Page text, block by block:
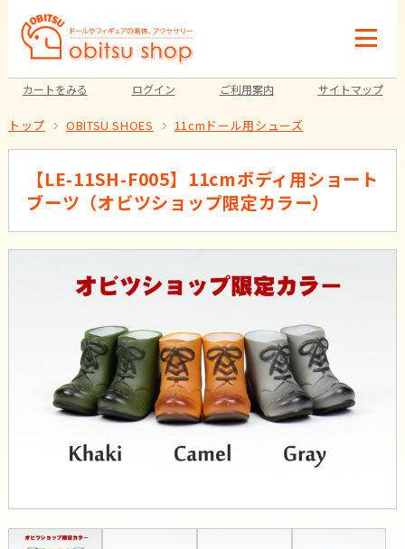
カートをみる ログイン ご利用案内 サイトマップ
トップ OBITSU SHOES 11cmドール用シューズ
【LE-11SH-F005】11cmボディ用ショート
ブーツ（オビツショップ限定カラー）